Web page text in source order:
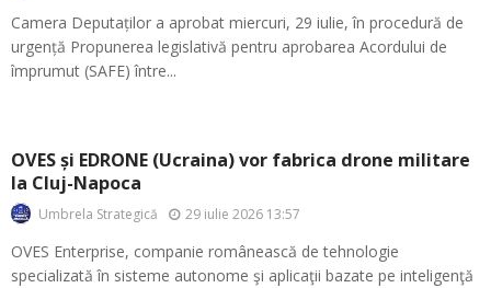
Camera Deputaților a aprobat miercuri, 29 iulie, în procedură de
urgență Propunerea legislativă pentru aprobarea Acordului de
împrumut (SAFE) între...
OVES și EDRONE (Ucraina) vor fabrica drone militare
la Cluj-Napoca
Umbrela Strategică 29 iulie 2026 13:57
OVES Enterprise, companie românească de tehnologie
specializată în sisteme autonome şi aplicaţii bazate pe inteligenţă